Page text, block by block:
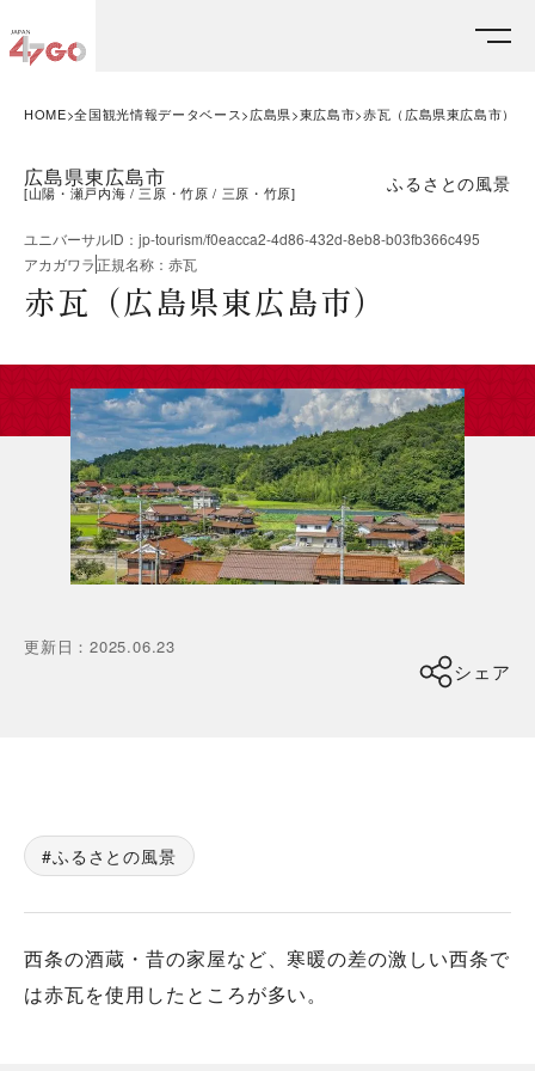
HOME 全国観光情報データベース 広島県 東広島市 赤瓦（広島県東広島市）
広島県東広島市
[山陽・瀬戸内海 三原・竹原 三原・竹原] ふるさとの風景
ユニバーサルID ： jp-tourism/f0eacca2-4d86-432d-8eb8-b03fb366c495
アカガワラ正規名称 ： 赤瓦
赤瓦（広島県東広島市）
更新日 ：2025.06.23
シェア
ふるさとの風景
西条の酒蔵・昔の家屋など、寒暖の差の激しい西条で
は赤瓦を使用したところが多い。